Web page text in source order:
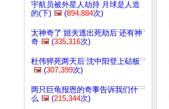
宇航员被外星人劫持 月球是人造
的(下) 🖼️ (894,884次)
太神奇了 姐夫逃出死劫后 还有神
奇 🖼️ (335,316次)
杜伟猝死两天后 沈中阳登上砧板
🖼️ (307,399次)
两只巨龟报恩的奇事告诉我们什
么 🖼️ (215,344次)